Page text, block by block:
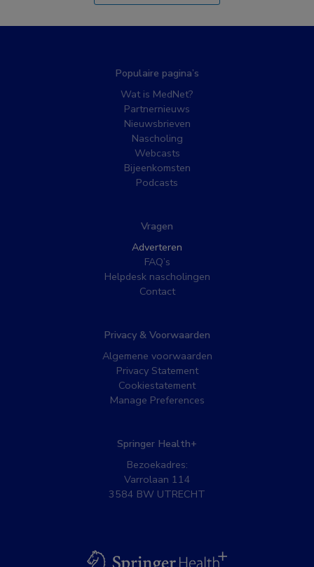
Populaire pagina’s
Wat is MedNet?
Partnernieuws
Nieuwsbrieven
Nascholing
Webcasts
Bijeenkomsten
Podcasts
Vragen
Adverteren
FAQ’s
Helpdesk nascholingen
Contact
Privacy & Voorwaarden
Algemene voorwaarden
Privacy Statement
Cookiestatement
Manage Preferences
Springer Health+
Bezoekadres:
Varrolaan 114
3584 BW UTRECHT
BSL